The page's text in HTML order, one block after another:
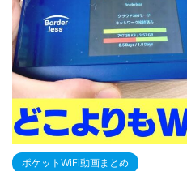
ポケットWiFi動画まとめ